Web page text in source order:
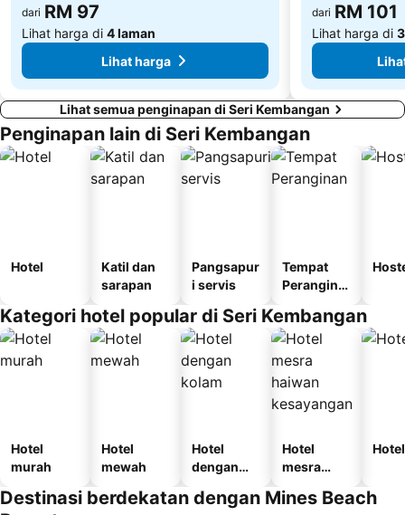
dari RM 97
Lihat harga di 4 laman
Lihat harga
dari RM 101
Lihat harga di
Lihat semua penginapan di Seri Kembangan
Penginapan lain di Seri Kembangan
Hotel
Katil dan
sarapan
Pangsapur
i servis
Tempat
Perangina
Kategori hotel popular di Seri Kembangan
Hotel
murah
Hotel
mewah
Hotel
dengan
Hotel
mesra
kesayanga
Destinasi berdekatan dengan Mines Beach